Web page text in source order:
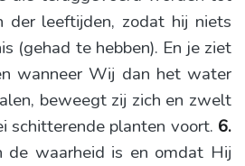
der leeftijden, zodat hij niets
(gehad te hebben). En je ziet
wanneer Wij dan het water
beweegt zij zich en zwelt
schitterende planten voort. 6.
waarheid is en omdat Hij